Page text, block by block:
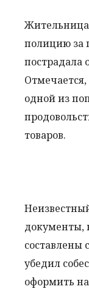
Жительница
полицию за
пострадала
одной из
товаров.
документы,
составлены
убедил
оформить